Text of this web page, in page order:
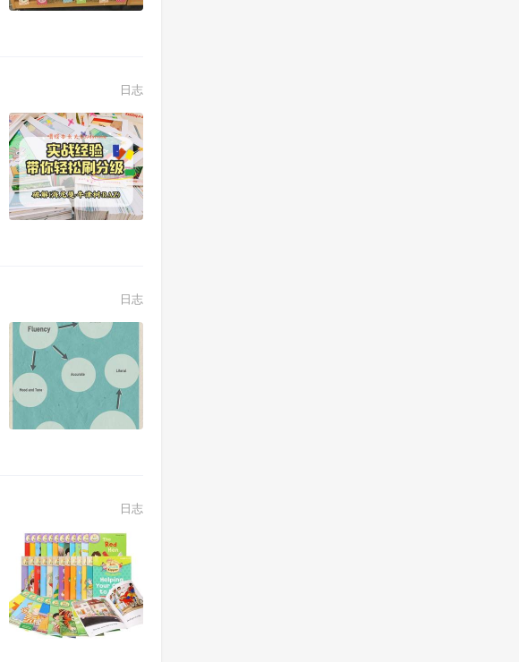
日志
日志
日志